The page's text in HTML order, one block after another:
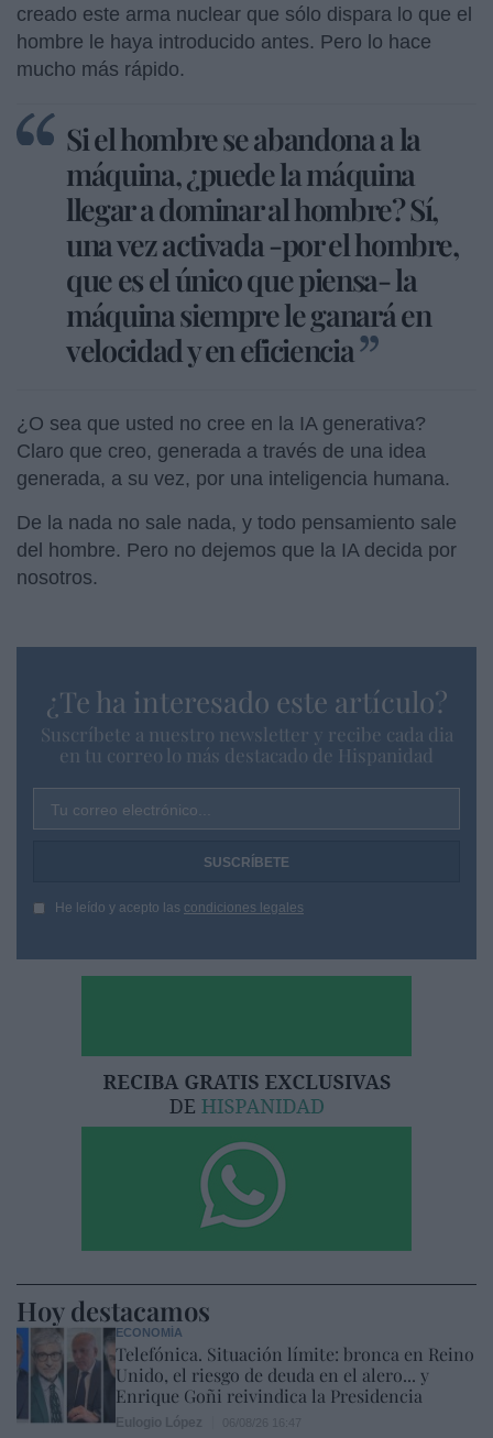
creado este arma nuclear que sólo dispara lo que el
hombre le haya introducido antes. Pero lo hace
mucho más rápido.
Si el hombre se abandona a la
máquina, ¿puede la máquina
llegar a dominar al hombre? Sí,
una vez activada -por el hombre,
que es el único que piensa- la
máquina siempre le ganará en
velocidad y en eficiencia
¿O sea que usted no cree en la IA generativa?
Claro que creo, generada a través de una idea
generada, a su vez, por una inteligencia humana.
De la nada no sale nada, y todo pensamiento sale
del hombre. Pero no dejemos que la IA decida por
nosotros.
¿Te ha interesado este artículo?
Suscríbete a nuestro newsletter y recibe cada dia
en tu correo lo más destacado de Hispanidad
Tu correo electrónico...
He leído y acepto las condiciones legales
Hoy destacamos
ECONOMÍA
Telefónica. Situación límite: bronca en Reino
Unido, el riesgo de deuda en el alero... y
Enrique Goñi reivindica la Presidencia